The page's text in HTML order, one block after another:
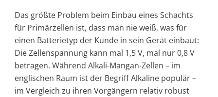
Das größte Problem beim Einbau eines Schachts
für Primärzellen ist, dass man nie weiß, was für
einen Batterietyp der Kunde in sein Gerät einbaut:
Die Zellenspannung kann mal 1,5 V, mal nur 0,8 V
betragen. Während Alkali-Mangan-Zellen – im
englischen Raum ist der Begriff Alkaline populär –
im Vergleich zu ihren Vorgängern relativ robust